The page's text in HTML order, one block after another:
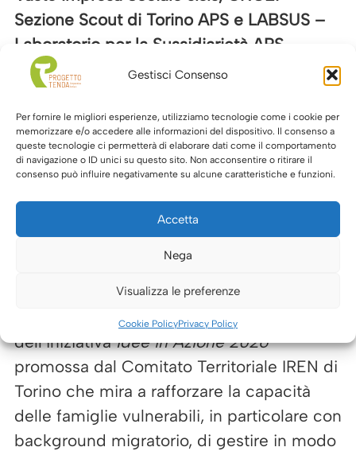
Gestisci Consenso
Per fornire le migliori esperienze, utilizziamo tecnologie come i cookie per
memorizzare e/o accedere alle informazioni del dispositivo. Il consenso a
queste tecnologie ci permetterà di elaborare dati come il comportamento
di navigazione o ID unici su questo sito. Non acconsentire o ritirare il
consenso può influire negativamente su alcune caratteristiche e funzioni.
Accetta
Nega
Visualizza le preferenze
Cookie PolicyPrivacy Policy
Sezione Scout di Torino APS e LABSUS –
Laboratorio per la Sussidiarietà APS.
Il progetto è finanziato dalla Città di Torino
Città medie Sud 2021-2027.
Baleno LAB – Il giardino comunitario e
Progetto selezionato nell’ambito
dell’iniziativaIdee in Azione 2026
promossa dal Comitato Territoriale IREN di
Torino che mira a rafforzare la capacità
delle famiglie vulnerabili, in particolare con
background migratorio, di gestire in modo